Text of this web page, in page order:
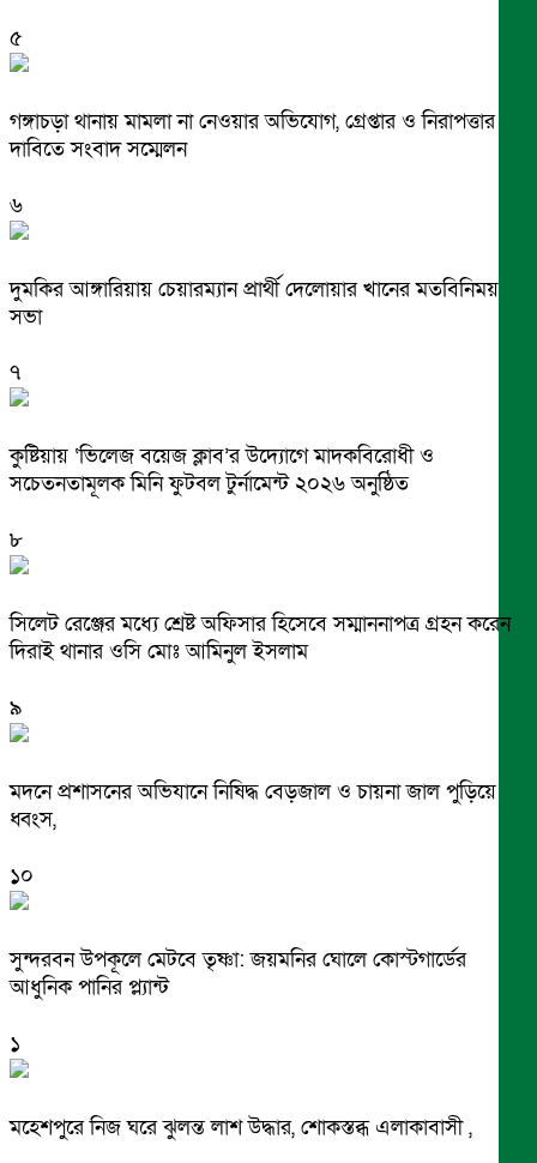
৫
গঙ্গাচড়া থানায় মামলা না নেওয়ার অভিযোগ, গ্রেপ্তার ও নিরাপত্তার
দাবিতে সংবাদ সম্মেলন
৬
দুমকির আঙ্গারিয়ায় চেয়ারম্যান প্রার্থী দেলোয়ার খানের মতবিনিময়
সভা
৭
কুষ্টিয়ায় ‘ভিলেজ বয়েজ ক্লাব’র উদ্যোগে মাদকবিরোধী ও
সচেতনতামূলক মিনি ফুটবল টুর্নামেন্ট ২০২৬ অনুষ্ঠিত
৮
সিলেট রেঞ্জের মধ্যে শ্রেষ্ট অফিসার হিসেবে সম্মাননাপত্র গ্রহন করেন
দিরাই থানার ওসি মোঃ আমিনুল ইসলাম
৯
মদনে প্রশাসনের অভিযানে নিষিদ্ধ বেড়জাল ও চায়না জাল পুড়িয়ে
ধ্বংস,
১০
সুন্দরবন উপকূলে মেটবে তৃষ্ণা: জয়মনির ঘোলে কোস্টগার্ডের
আধুনিক পানির প্ল্যান্ট
১
মহেশপুরে নিজ ঘরে ঝুলন্ত লাশ উদ্ধার, শোকস্তব্ধ এলাকাবাসী ,